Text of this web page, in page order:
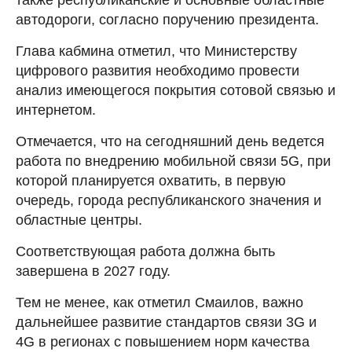
автодороги, согласно поручению президента.
Глава кабмина отметил, что Министерству
цифрового развития необходимо провести
анализ имеющегося покрытия сотовой связью и
интернетом.
Отмечается, что на сегодняшний день ведется
работа по внедрению мобильной связи 5G, при
которой планируется охватить, в первую
очередь, города республиканского значения и
областные центры.
Соответствующая работа должна быть
завершена в 2027 году.
Тем не менее, как отметил Смаилов, важно
дальнейшее развитие стандартов связи 3G и
4G в регионах с повышением норм качества